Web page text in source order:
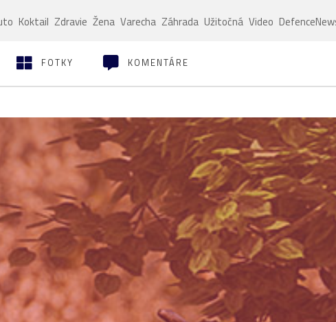
Koktail Zdravie Žena Varecha Záhrada Užitočná Video
FOTKY KOMENTÁRE